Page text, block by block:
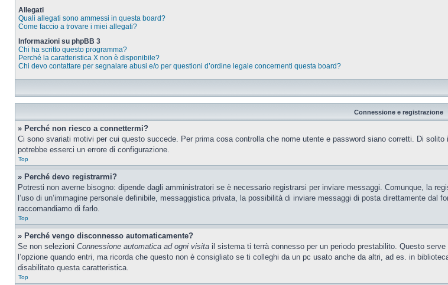
Allegati
Quali allegati sono ammessi in questa board?
Come faccio a trovare i miei allegati?
Informazioni su phpBB 3
Chi ha scritto questo programma?
Perché la caratteristica X non è disponibile?
Chi devo contattare per segnalare abusi e/o per questioni d’ordine legale concernenti questa board?
Connessione e registrazione
» Perché non riesco a connettermi?
Ci sono svariati motivi per cui questo succede. Per prima cosa controlla che nome utente e password siano corretti. Di
potrebbe esserci un errore di configurazione.
Top
» Perché devo registrarmi?
Potresti non averne bisogno: dipende dagli amministratori se è necessario registrarsi per inviare messaggi. Comunque, la
l’uso di un’immagine personale definibile, messaggistica privata, la possibilità di inviare messaggi di posta direttamente
raccomandiamo di farlo.
Top
» Perché vengo disconnesso automaticamente?
Se non selezioni Connessione automatica ad ogni visita il sistema ti terrà connesso per un periodo prestabilito. Questo
l’opzione quando entri, ma ricorda che questo non è consigliato se ti colleghi da un pc usato anche da altri, ad es. in
disabilitato questa caratteristica.
Top